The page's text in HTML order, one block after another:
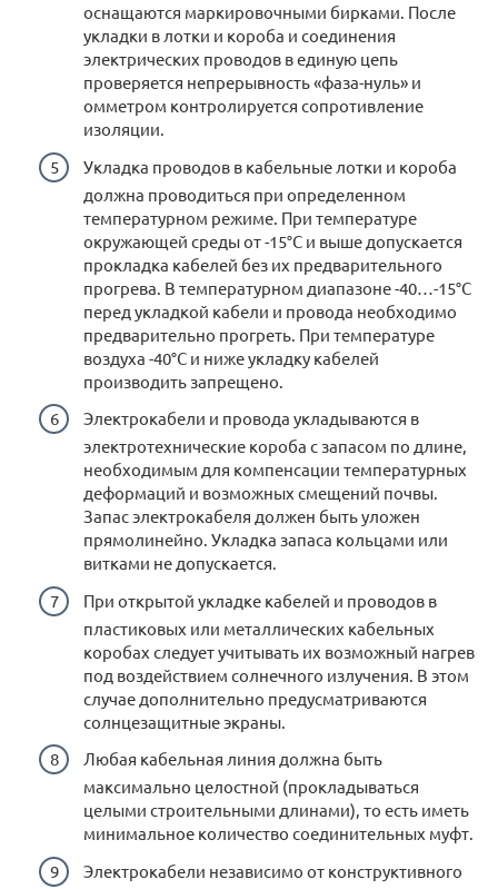
оснащаются маркировочными бирками. После
укладки в лотки и короба и соединения
электрических проводов в единую цепь
проверяется непрерывность «фаза-нуль» и
омметром контролируется сопротивление
изоляции.
Укладка проводов в кабельные лотки и короба
должна проводиться при определенном
температурном режиме. При температуре
окружающей среды от -15°C и выше допускается
прокладка кабелей без их предварительного
прогрева. В температурном диапазоне -40…-15°C
перед укладкой кабели и провода необходимо
предварительно прогреть. При температуре
воздуха -40°C и ниже укладку кабелей
производить запрещено.
Электрокабели и провода укладываются в
электротехнические короба с запасом по длине,
необходимым для компенсации температурных
деформаций и возможных смещений почвы.
Запас электрокабеля должен быть уложен
прямолинейно. Укладка запаса кольцами или
витками не допускается.
При открытой укладке кабелей и проводов в
пластиковых или металлических кабельных
коробах следует учитывать их возможный нагрев
под воздействием солнечного излучения. В этом
случае дополнительно предусматриваются
солнцезащитные экраны.
Любая кабельная линия должна быть
максимально целостной (прокладываться
целыми строительными длинами), то есть иметь
минимальное количество соединительных муфт.
Электрокабели независимо от конструктивного